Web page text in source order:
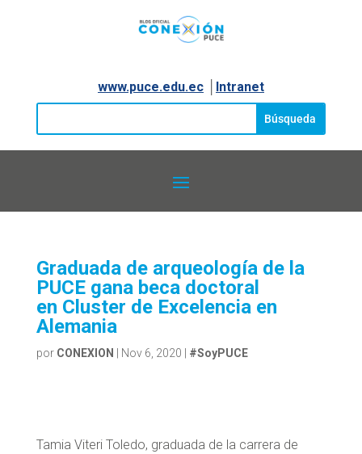
www.puce.edu.ec│ Intranet
Graduada de arqueología de la
PUCE gana beca doctoral
en Cluster de Excelencia en
Alemania
por CONEXION Nov 6, 2020 #SoyPUCE
Tamia Viteri Toledo, graduada de la carrera de